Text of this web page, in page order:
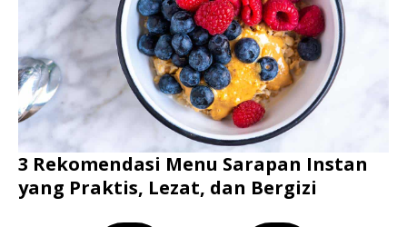
3 Rekomendasi Menu Sarapan Instan
yang Praktis, Lezat, dan Bergizi